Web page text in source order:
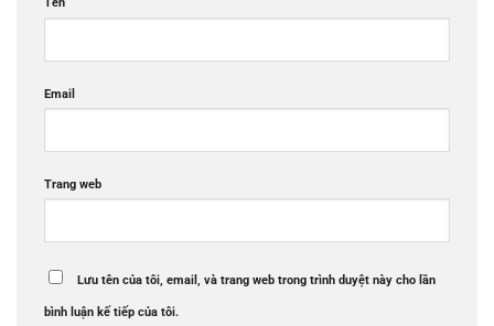
Tên
Email
Trang web
Lưu tên của tôi, email, và trang web trong trình duyệt này cho lần
bình luận kế tiếp của tôi.